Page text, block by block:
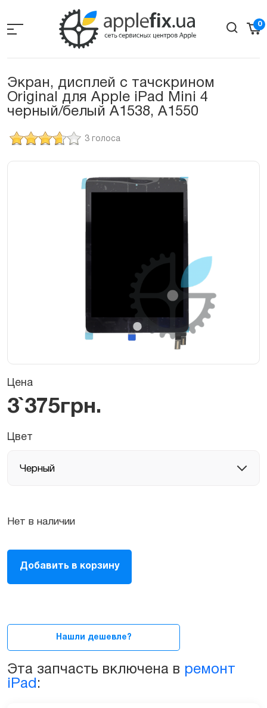
the
0
Экран, дисплей с тачскрином
Original для Apple iPad Mini 4
черный/белый A1538, A1550
3 голоса
Цена
3`375грн.
Цвет
Нет в наличии
Экран,
дисплей
с
iPad
4
черный/
Добавить в корзину
Нашли дешевле?
Эта запчасть включена в ремонт
iPad :